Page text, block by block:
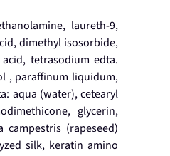
laureth-9,
dimethyl isosorbide,
tetrasodium edta.
, paraffinum liquidum,
aqua (water), cetearyl
glycerin,
(rapeseed)
silk, keratin amino